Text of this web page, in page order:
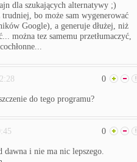
dla szukających alternatywy ;)
bo może sam wygenerować
Google), a generuje dłużej, niż
można tez samemu przetłumaczyć,
0
do tego programu?
0
dawna i nie ma nic lepszego.